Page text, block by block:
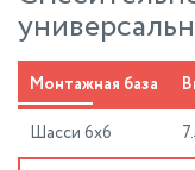
Монтажная база
Шасси 6х6